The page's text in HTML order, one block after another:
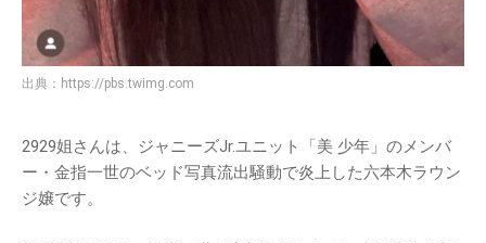
出典： https://pbs.twimg.com
2929姐さんは、ジャニーズJr.ユニット「美 少年」のメンバ
ー・金指一世のベッド写真流出騒動で炎上した六本木ラウン
ジ嬢です。